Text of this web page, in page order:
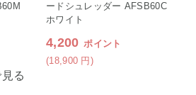
る
ードシュレッダー AFSB60C
ホワイト
4,200 ポイント
(18,900 円 )